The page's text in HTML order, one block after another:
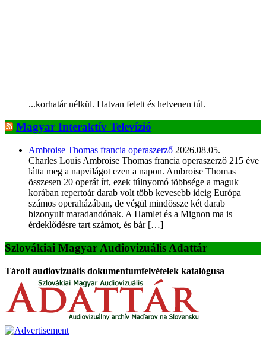
...korhatár nélkül. Hatvan felett és hetvenen túl.
Magyar Interaktív Televízió
Ambroise Thomas francia operaszerző 2026.08.05.
Charles Louis Ambroise Thomas francia operaszerző 215 éve
látta meg a napvilágot ezen a napon. Ambroise Thomas
összesen 20 operát írt, ezek túlnyomó többsége a maguk
korában repertoár darab volt több kevesebb ideig Európa
számos operaházában, de végül mindössze két darab
bizonyult maradandónak. A Hamlet és a Mignon ma is
érdeklődésre tart számot, és bár […]
Szlovákiai Magyar Audiovizuális Adattár
Tárolt audiovizuális dokumentumfelvételek katalógusa